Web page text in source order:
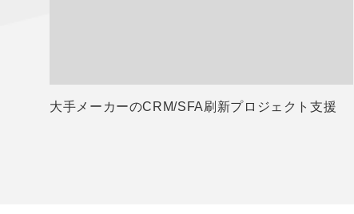
大手メーカーのCRM/SFA刷新プロジェクト支援